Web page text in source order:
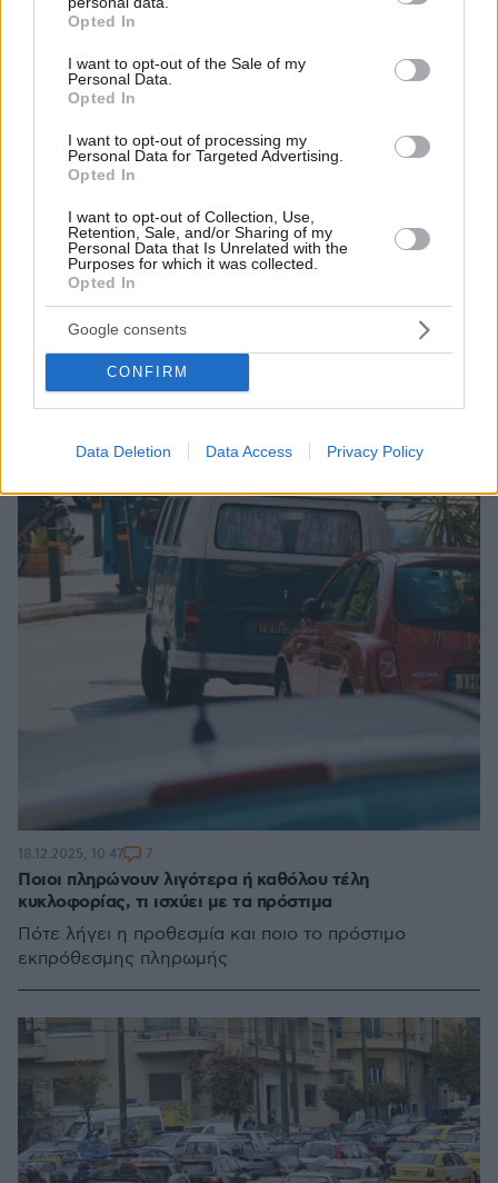
grant or deny consent to Google and its third-party tags to
use your data for below specified purposes in below Google
consent section.
Opted In
I want to opt-out of the Sale of my
Personal Data.
Opted In
I want to opt-out of processing my
Personal Data for Targeted Advertising.
Opted In
I want to opt-out of Collection, Use,
Retention, Sale, and/or Sharing of my
Personal Data that Is Unrelated with the
Purposes for which it was collected.
Opted In
Google consents
CONFIRM
Data Deletion Data Access Privacy Policy
Πώς γίνεται η εξόφληση για τα τέλη κυκλοφορίας χωρίς
Αντίστροφη μέτρηση για τα τέλη κυκλοφορίας 2026
και την πληρωμή τους - Για δεύτερη σερί χρονιά δεν
προβλέπεται παράταση, πρόστιμα για όσους δεν τα
πληρώσουν μέχρι τέλος του χρόνου
23.12.2025, 09:08
Ποιοι πληρώνουν λιγότερα ή καθόλου τέλη
κυκλοφορίας, τι ισχύει με τα πρόστιμα
Πότε λήγει η προθεσμία και ποιο το πρόστιμο
εκπρόθεσμης πληρωμής
18.12.2025, 10:47 7